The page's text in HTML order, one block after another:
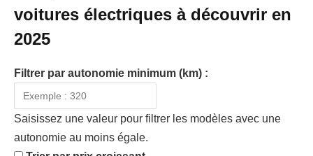
voitures électriques à découvrir en
2025
Filtrer par autonomie minimum (km) :
Saisissez une valeur pour filtrer les modèles avec une
autonomie au moins égale.